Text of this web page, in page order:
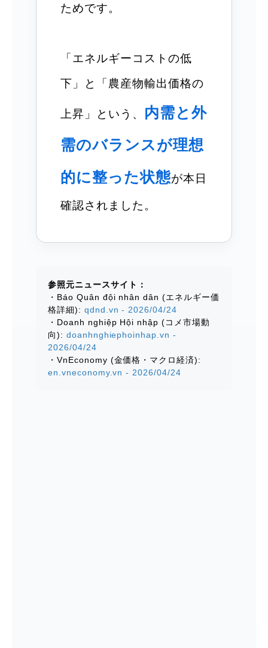
ためです。
「エネルギーコストの低
下」と「農産物輸出価格の
上昇」という、
内需と外
需のバランスが理想
的に整った状態が本日
確認されました。
参照元ニュースサイト：
・Báo Quân đội nhân dân (エネルギー価
格詳細): qdnd.vn - 2026/04/24
・Doanh nghiệp Hội nhập (コメ市場動
向): doanhnghiephoinhap.vn -
2026/04/24
・VnEconomy (金価格・マクロ経済):
en.vneconomy.vn - 2026/04/24